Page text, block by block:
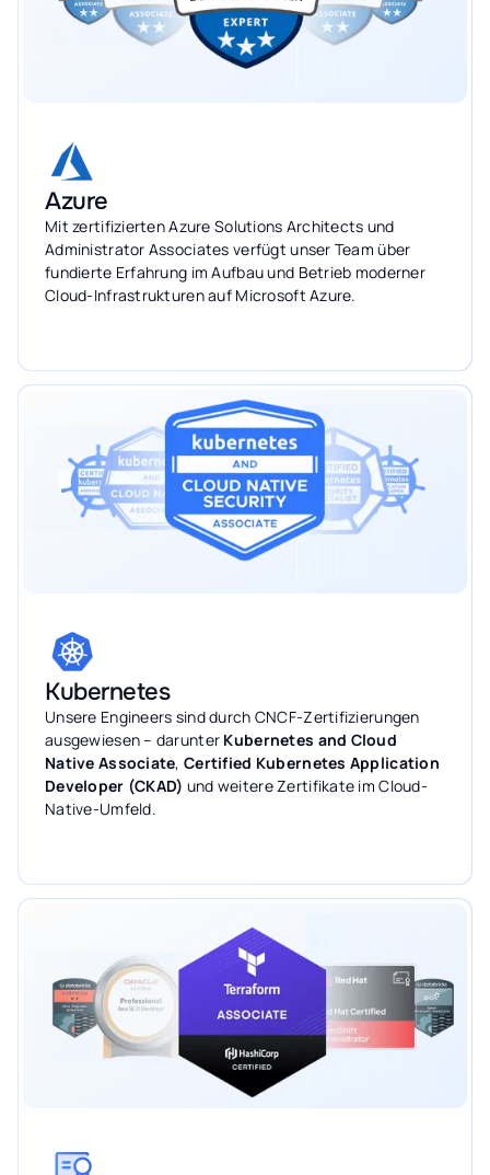
Azure
Mit zertifizierten Azure Solutions Architects und
Administrator Associates verfügt unser Team über
fundierte Erfahrung im Aufbau und Betrieb moderner
Cloud-Infrastrukturen auf Microsoft Azure.
Kubernetes
Unsere Engineers sind durch CNCF-Zertifizierungen
ausgewiesen – darunter Kubernetes and Cloud
Native Associate,Certified Kubernetes Application
Developer (CKAD) und weitere Zertifikate im Cloud-
Native-Umfeld.